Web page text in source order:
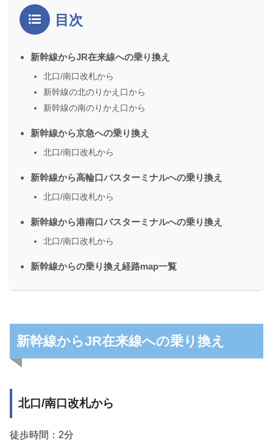
目次
新幹線からJR在来線への乗り換え
北口/南口改札から
新幹線の北のりかえ口から
新幹線の南のりかえ口から
新幹線から京急への乗り換え
北口/南口改札から
新幹線から高輪口バスターミナルへの乗り換え
北口/南口改札から
新幹線から港南口バスターミナルへの乗り換え
北口/南口改札から
新幹線からの乗り換え経路map一覧
新幹線からJR在来線への乗り換え
北口/南口改札から
徒歩時間：2分